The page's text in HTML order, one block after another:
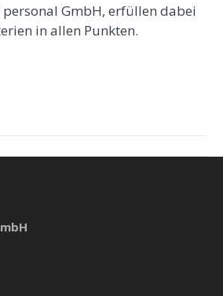
personal GmbH, erfüllen dabei
in allen Punkten.